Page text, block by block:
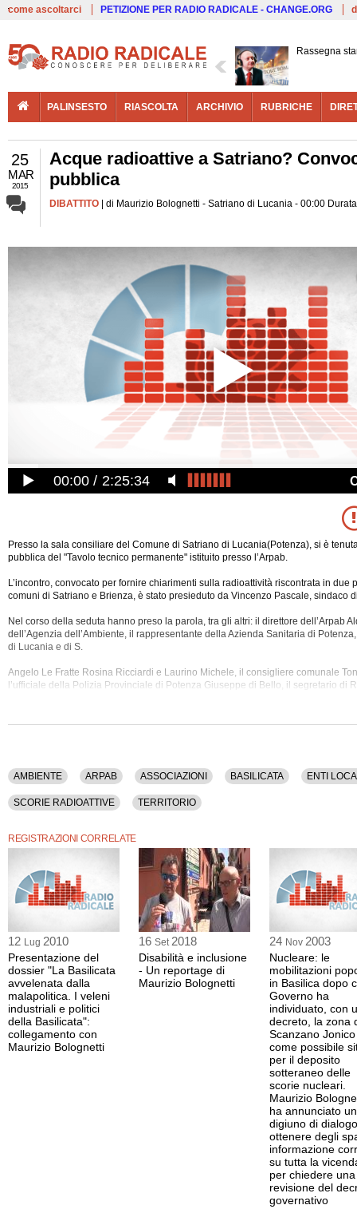
come ascoltarci PETIZIONE PER RADIO RADICALE - CHANGE.ORG
Rassegna
PALINSESTO RIASCOLTA ARCHIVIO RUBRICHE
25
MAR
2015
Acque radioattive a Satriano?
pubblica
DIBATTITO | di Maurizio Bolognetti - Satriano di Lucania - 00:00
00:00 2:25:34
Presso la sala consiliare del Comune di Satriano di Lucania(Potenza), si è
pubblica del "Tavolo tecnico permanente" istituito presso l’Arpab.
L’incontro, convocato per fornire chiarimenti sulla radioattività riscontrata in due
comuni di Satriano e Brienza, è stato presieduto da Vincenzo Pascale, sindaco
Nel corso della seduta hanno preso la parola, tra gli altri: il direttore dell’Arpab
dell’Agenzia dell’Ambiente, il rappresentante della Azienda Sanitaria di
di Lucania e di S.
Angelo Le Fratte Rosina Ricciardi e Laurino Michele, il consigliere comunale
l’ufficiale della Polizia Provinciale di Potenza Giuseppe di Bello, il segretario di
AMBIENTE ARPAB ASSOCIAZIONI BASILICATA ENTI
SCORIE RADIOATTIVE TERRITORIO
REGISTRAZIONI CORRELATE
12 Lug 2010
Presentazione del
dossier "La Basilicata
avvelenata dalla
malapolitica. I veleni
industriali e politici
della Basilicata":
collegamento con
Maurizio Bolognetti
16 Set 2018
Disabilità e inclusione
- Un reportage di
Maurizio Bolognetti
24 Nov 2003
Nucleare: le
mobilitazioni
in Basilica dopo
Governo ha
individuato, con
decreto, la zona
Scanzano Jonico
come possibile
per il deposito
sotteraneo delle
scorie nucleari.
Maurizio
ha annunciato un
digiuno di
ottenere degli
informazione
su tutta la
per chiedere una
revisione del
governativo